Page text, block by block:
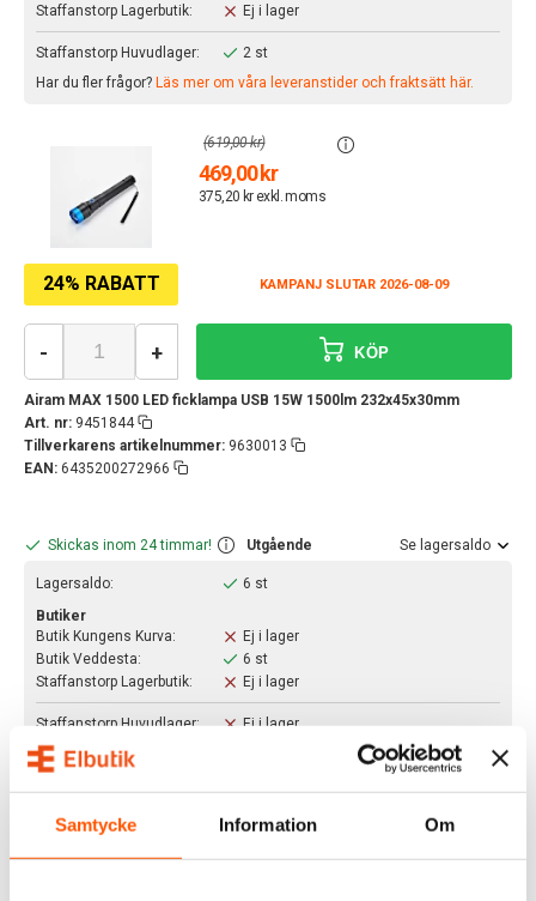
Samtycke Information Om
Staffanstorp Lagerbutik:
Ej i lager
Staffanstorp Huvudlager:
2 st
Har du fler frågor? Läs mer om våra leveranstider och fraktsätt här.
24% RABATT KAMPANJ SLUTAR 2026-08-09
469,00 kr
375,20 kr exkl. moms
(619,00 kr)
Airam MAX 1500 LED ficklampa USB 15W 1500lm 232x45x30mm
Art. nr: 9451844
Tillverkarens artikelnummer: 9630013
EAN: 6435200272966
- + KÖP
Skickas inom 24 timmar! Utgående Se lagersaldo
Lagersaldo:
6 st
Butiker
Butik Kungens Kurva:
Ej i lager
Butik Veddesta:
6 st
Staffanstorp Lagerbutik:
Ej i lager
Staffanstorp Huvudlager:
Ej i lager
Har du fler frågor?
Läs mer om våra leveranstider och fraktsätt här.
BESKRIVNING